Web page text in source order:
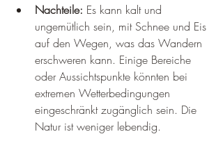
Nachteile: Es kann kalt und
ungemütlich sein, mit Schnee und Eis
auf den Wegen, was das Wandern
erschweren kann. Einige Bereiche
oder Aussichtspunkte könnten bei
extremen Wetterbedingungen
eingeschränkt zugänglich sein. Die
Natur ist weniger lebendig.